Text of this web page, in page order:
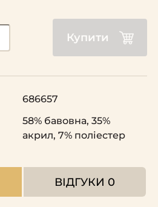
Купити
686657
58% бавовна, 35%
акрил, 7% поліестер
ВІДГУКИ 0